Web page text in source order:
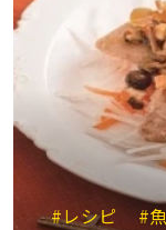
#レシピ #